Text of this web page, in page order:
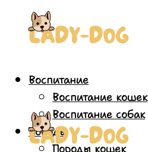
Воспитание
Воспитание кошек
Воспитание собак
Породы